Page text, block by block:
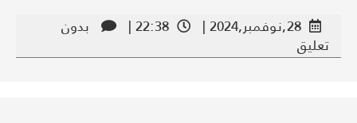
28,نوفمبر,2024 |
22:38 |
بدون
تعليق